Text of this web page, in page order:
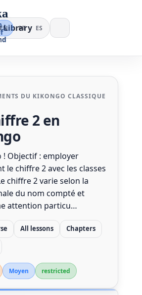
Library
EN PT ES
DU KIKONGO CLASSIQUE
2 en
! Objectif : employer
le chiffre 2 avec les classes
chiffre 2 varie selon la
du nom compté et
attention particu…
All lessons
Chapters
Moyen restricted